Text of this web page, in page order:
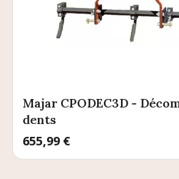
Majar CPODEC3D -
dents
Prix
655,99 €